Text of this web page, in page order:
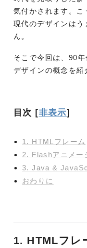
気付かされます。こ
現代のデザインは
ん。
そこで今回は、90
デザインの概念を紹
目次 [非表示]
1. HTMLフレーム
2. Flashアニメー
3. Java &
おわりに
1. HTMLフレ